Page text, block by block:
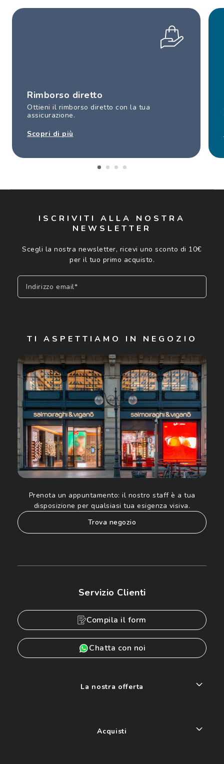
Rimborso diretto
Ottieni il rimborso diretto con la tua
assicurazione.
Scopri di più
ISCRIVITI ALLA NOSTRA
NEWSLETTER
Scegli la nostra newsletter, ricevi uno sconto di 10€
per il tuo primo acquisto.
Indirizzo email*
Cliccando su "Iscriviti", confermo di avere più di 16 anni e
acconsento all'utilizzo dei miei Dati Personali da parte di
Luxottica Group S.p.A. per l'invio di offerte speciali, novità
ed altre comunicazioni di carattere pubblicitario (consultare
Informativa sulla privacyper ulteriori informazioni).
TI ASPETTIAMO IN NEGOZIO
Prenota un appuntamento: il nostro staff è a tua
disposizione per qualsiasi tua esigenza visiva.
trova negozio
Servizio Clienti
Compila il form
Chatta con noi
La nostra offerta
Acquisti